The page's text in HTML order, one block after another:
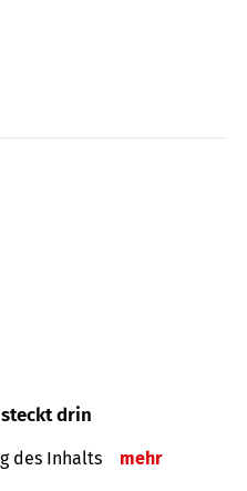
drin
des Inhalts mehr